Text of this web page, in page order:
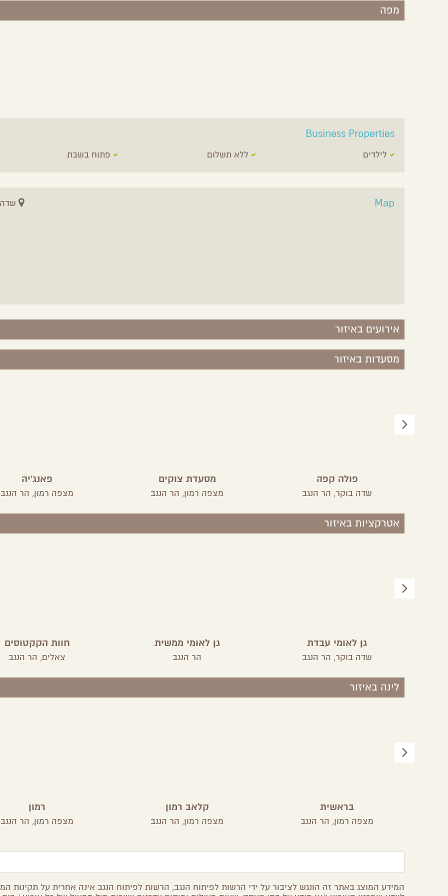
מפה
Business Properties
לילדים ללא תשלום פתוח בשבת
Map
אירועים באיזור
מסעדות באיזור
פולה קפה
שדה בוקר, הר הנגב
מסעדת צוקים
מצפה רמון, הר הנגב
פאנג'יה
מצפה רמון, הר הנגב
אטרקציות באיזור
גן לאומי עבדת
שדה בוקר, הר הנגב
גן לאומי ממשית
הר הנגב
חוות הקקטוסים
צאלים, הר הנגב
לינה באיזור
בראשית
מצפה רמון, הר הנגב
קלאב רמון
מצפה רמון, הר הנגב
רמון
מצפה רמון, הר הנגב
המידע המוצג באתר זה הונגש לציבור על ידי הרשות לפיתוח הנגב, הרשות לפיתוח הנגב אינה אחרית על תקינות